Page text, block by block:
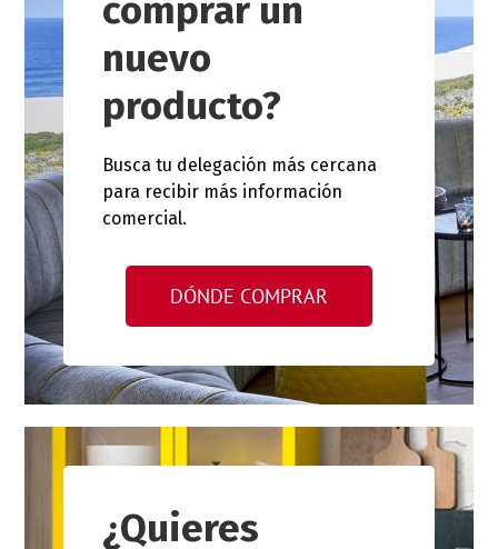
comprar un
nuevo
producto?
Busca tu delegación más cercana
para recibir más información
comercial.
DÓNDE COMPRAR
¿Quieres